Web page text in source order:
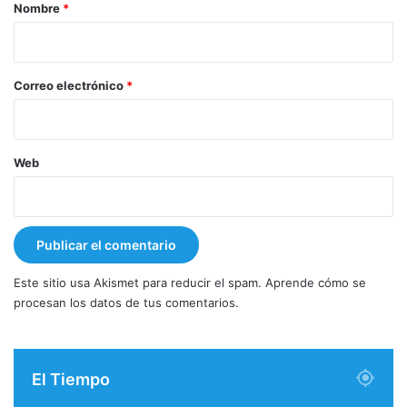
*
Nombre *
Correo electrónico *
Web
Este sitio usa Akismet para reducir el spam. Aprende cómo se
procesan los datos de tus comentarios.
El Tiempo